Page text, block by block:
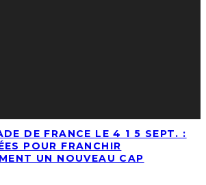
DE FRANCE LE 4 1 5 SEPT. :
POUR FRANCHIR
UN NOUVEAU CAP